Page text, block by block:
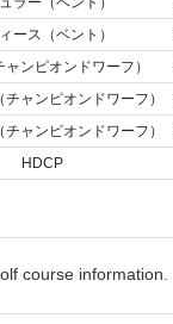
ース（ベント）
ンピオンドワーフ）
ャンピオンドワーフ）
ャンピオンドワーフ）
HDCP
course information.